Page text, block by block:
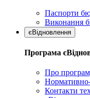
Паспорти
Виконання
єВідновлення
Програма
Про
Контакти